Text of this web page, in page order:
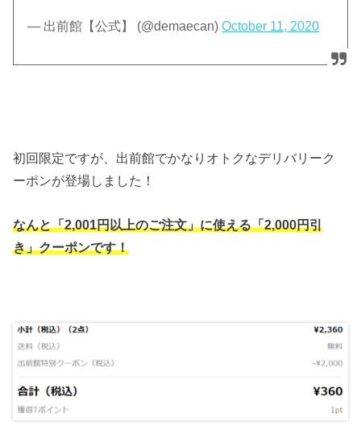
— 出前館【公式】 (@demaecan)October 11, 2020
初回限定ですが、出前館でかなりオトクなデリバリーク
ーポンが登場しました！
なんと「2,001円以上のご注文」に使える「2,000円引
き」クーポンです！